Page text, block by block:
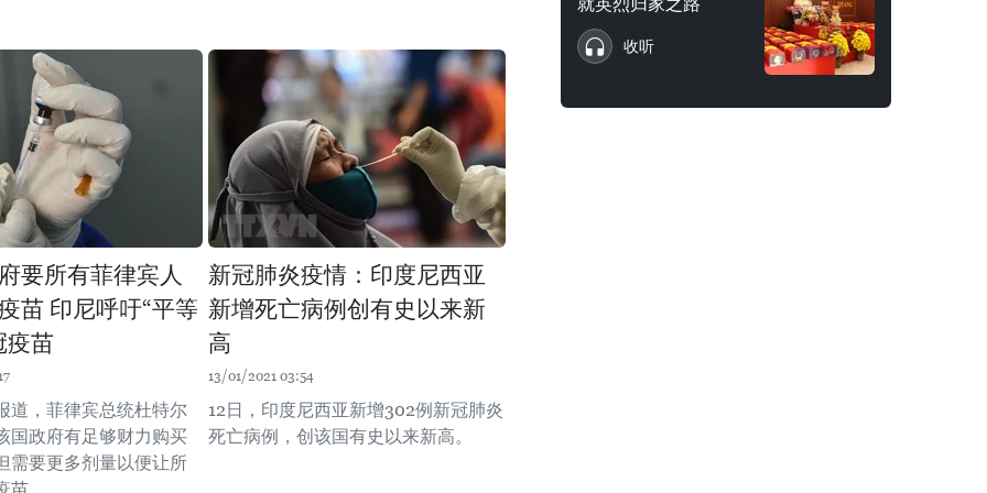
要所有菲律宾人
苗 印尼呼吁“平等
疫苗
道，菲律宾总统杜特尔
国政府有足够财力购买
需要更多剂量以便让所
新冠肺炎疫情：印度尼西亚
新增死亡病例创有史以来新
高
13/01/2021 03:54
12日，印度尼西亚新增302例新冠肺炎
死亡病例，创该国有史以来新高。
收听